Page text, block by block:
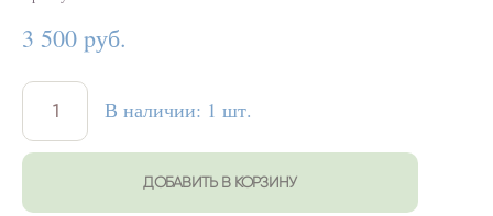
3 500 pуб.
В наличии: 1 шт.
ДОБАВИТЬ В КОРЗИНУ